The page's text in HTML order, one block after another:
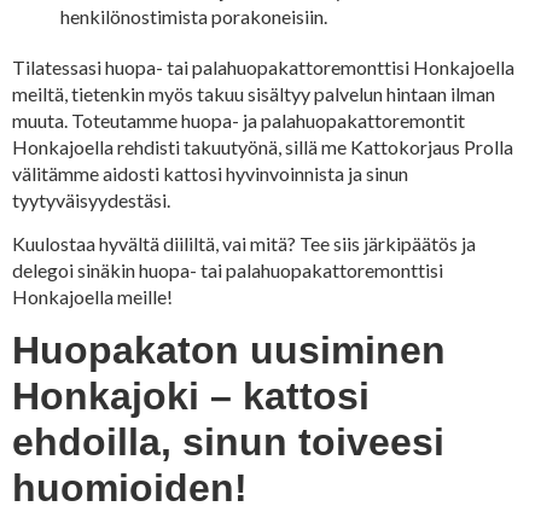
henkilönostimista porakoneisiin.
Tilatessasi huopa- tai palahuopakattoremonttisi Honkajoella
meiltä, tietenkin myös takuu sisältyy palvelun hintaan ilman
muuta. Toteutamme huopa- ja palahuopakattoremontit
Honkajoella rehdisti takuutyönä, sillä me Kattokorjaus Prolla
välitämme aidosti kattosi hyvinvoinnista ja sinun
tyytyväisyydestäsi.
Kuulostaa hyvältä diililtä, vai mitä? Tee siis järkipäätös ja
delegoi sinäkin huopa- tai palahuopakattoremonttisi
Honkajoella meille!
Huopakaton uusiminen
Honkajoki – kattosi
ehdoilla, sinun toiveesi
huomioiden!